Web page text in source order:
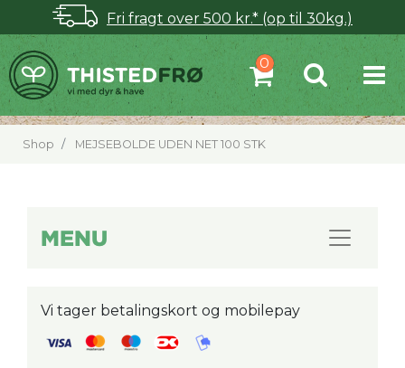
Fri fragt over 500 kr.* (op til 30kg.)
Shop MEJSEBOLDE UDEN NET 100 STK
MENU
Vi tager betalingskort og mobilepay